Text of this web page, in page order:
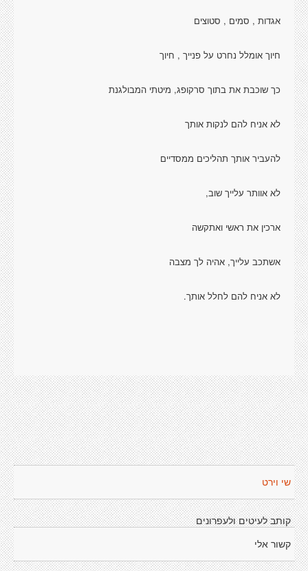
אגדות , סמים , סטוצים
חיוך אומלל נחרט על פנייך , חיוך
כך שוכבת את בתוך סרקופג, מיטתי המבולגנת
לא אניח להם לנקות אותך
להעביר אותך תהליכים ממסדיים
לא אוותר עלייך שוב,
ארכין את ראשי ואתקשה
אשתכב עלייך, אהיה לך מצבה
לא אניח להם לחלל אותך.
שי וירט
קותב לעיטים ולעפרונים
קשור אלי